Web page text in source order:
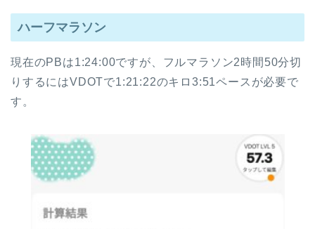
ハーフマラソン
現在のPBは1:24:00ですが、フルマラソン2時間50分切
りするにはVDOTで1:21:22のキロ3:51ペースが必要で
す。